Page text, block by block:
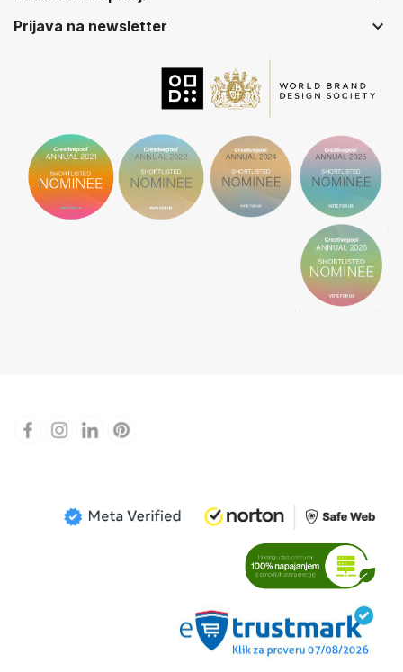
Prijava na newsletter keyboard_arrow_down